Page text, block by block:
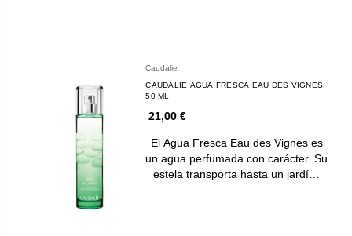
Caudalie
CAUDALIE AGUA FRESCA EAU DES VIGNES
50 ML
21,00 €
El Agua Fresca Eau des Vignes es
un agua perfumada con carácter. Su
estela transporta hasta un jardí…